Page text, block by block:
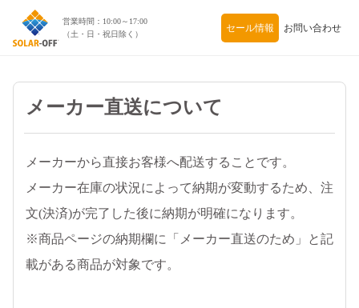
セール情報 お問い合わせ
メーカー直送について
メーカーから直接お客様へ配送することです。
メーカー在庫の状況によって納期が変動するため、注
文(決済)が完了した後に納期が明確になります。
※商品ページの納期欄に「メーカー直送のため」と記
載がある商品が対象です。